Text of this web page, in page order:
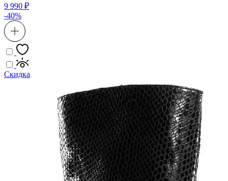
9 990 ₽
-40%
Скидка